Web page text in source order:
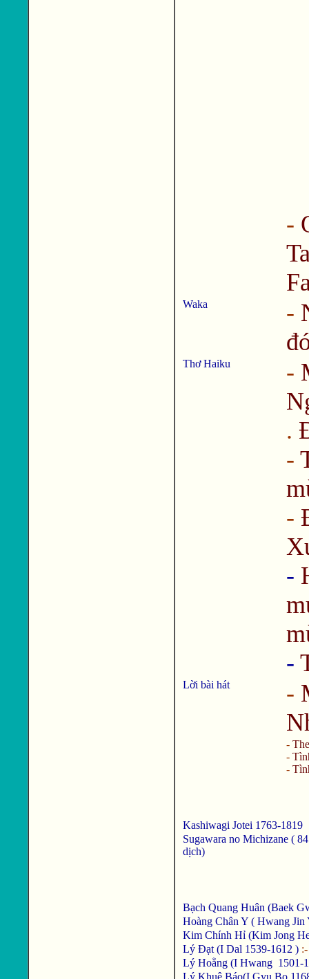
-
Waka -
Thơ Haiku -
.
-
-
-
-
Lời bài hát -
-
-
-
Kashiwagi Jotei 1763-1819
Sugawara no Michizane (
dịch)
Bạch Quang Huân (Baek
Hoàng Chân Y ( Hwang
Kim Chính Hỉ (Kim Jong
Lý Đạt (I Dal 1539-1612 )
Lý Hoằng (I Hwang 1501-
Lý Khuê Báo(I Gyu Bo